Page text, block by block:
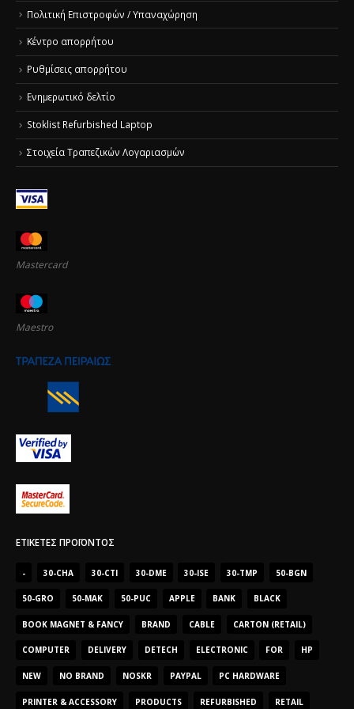
Πολιτική Επιστροφών / Υπαναχώρηση
Κέντρο απορρήτου
Ρυθμίσεις απορρήτου
Ενημερωτικό δελτίο
Stoklist Refurbished Laptop
Στοιχεία Τραπεζικών Λογαριασμών
Mastercard
Maestro
ΕΤΙΚΈΤΕΣ ΠΡΟΪΌΝΤΟΣ
- 30-CHA 30-CTI 30-DME 30-ISE 30-TMP 50-BGN
50-GRO 50-MAK 50-PUC APPLE BANK BLACK
BOOK MAGNET & FANCY BRAND CABLE CARTON (RETAIL)
COMPUTER DELIVERY DETECH ELECTRONIC FOR HP
NEW NO BRAND NOSKR PAYPAL PC HARDWARE
PRINTER & ACCESSORY PRODUCTS REFURBISHED RETAIL